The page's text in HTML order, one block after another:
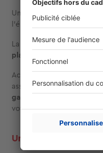
Un autre critère à
l’épargne, c'estle
La règle est la suivante : si
placements
Actuellement, letaux
assurance-vie ou votre
gagnant à investir
votre achat immobilier.
Un indispensable :